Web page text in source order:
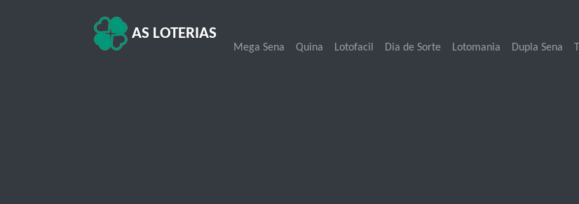
AS LOTERIAS
Mega Sena Quina Lotofacil Dia de Sorte Lotomania Dupla Sena